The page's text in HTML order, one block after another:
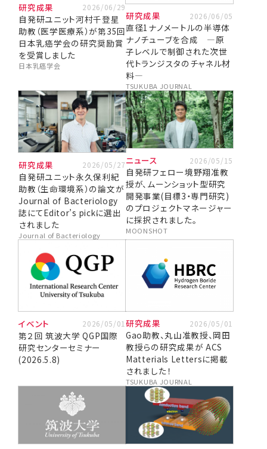
研究成果 2026/06/29
自発研ユニット河村千登星
助教（医学医療系）が第35回
日本乳癌学会の研究奨励賞
を受賞しました
日本乳癌学会
研究成果 2026/06/05
直径1ナノメートルの半導体
ナノチューブを合成 ―原
子レベルで制御された次世
代トランジスタのチャネル材
料―
TSUKUBA JOURNAL
研究成果 2026/05/27
自発研ユニット永久保利紀
助教（生命環境系）の論文が
Journal of Bacteriology
誌にてEditor’s pickに選出
されました
Journal of Bacteriology
ニュース 2026/05/15
自発研フェロー境野翔准教
授が、ムーンショット型研究
開発事業(目標3・専門研究)
のプロジェクトマネージャー
に採択されました。
MOONSHOT
イベント 2026/05/01
第２回 筑波大学 QGP国際
研究センターセミナー
(2026.5.8)
研究成果 2026/05/01
Gao助教、丸山准教授、岡田
教授らの研究成果が ACS
Matterials Lettersに掲載
されました！
TSUKUBA JOURNAL